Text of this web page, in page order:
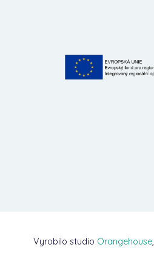
Vyrobilo studio Orangehouse,